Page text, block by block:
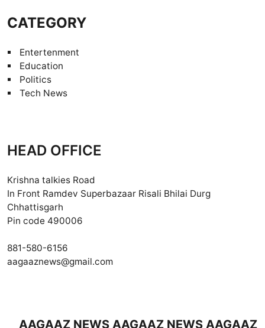
CATEGORY
Entertenment
Education
Politics
Tech News
HEAD OFFICE
Krishna talkies Road
In Front Ramdev Superbazaar Risali Bhilai Durg
Chhattisgarh
Pin code 490006
881-580-6156
aagaaznews@gmail.com
NEWS AAGAAZ NEWS AAGAAZ